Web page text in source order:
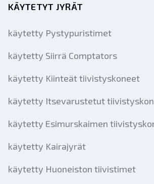
KÄYTETYT JYRÄT
käytetty Pystypuristimet
käytetty Siirrä Comptators
käytetty Kiinteät tiivistyskoneet
käytetty Itsevarustetut
käytetty Esimurskaimen
käytetty Kairajyrät
käytetty Huoneiston tiivistimet